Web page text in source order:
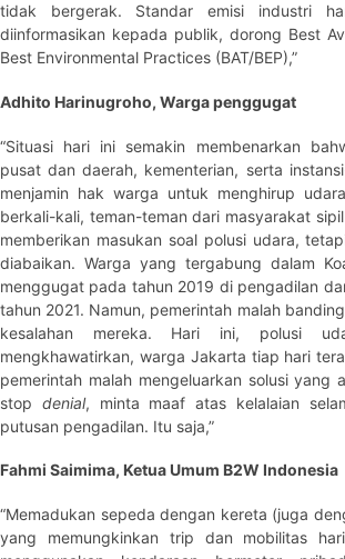
tidak bergerak. Standar emisi industri
diinformasikan kepada publik, dorong Best
Best Environmental Practices (BAT/BEP),”
Adhito Harinugroho, Warga penggugat
“Situasi hari ini semakin membenarkan
pusat dan daerah, kementerian, serta
menjamin hak warga untuk menghirup
berkali-kali, teman-teman dari masyarakat
memberikan masukan soal polusi udara,
diabaikan. Warga yang tergabung dalam
menggugat pada tahun 2019 di pengadilan
tahun 2021. Namun, pemerintah malah
kesalahan mereka. Hari ini, polusi
mengkhawatirkan, warga Jakarta tiap hari
pemerintah malah mengeluarkan solusi yang
stop denial, minta maaf atas kelalaian
putusan pengadilan. Itu saja,”
Fahmi Saimima, Ketua Umum B2W Indonesia
“Memadukan sepeda dengan kereta (juga
yang memungkinkan trip dan mobilitas